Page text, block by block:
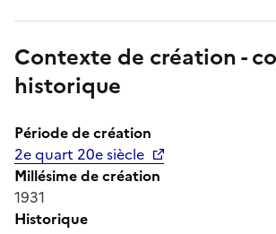
Contexte de création -
historique
Période de création
2e quart 20e siècle
Millésime de création
1931
Historique